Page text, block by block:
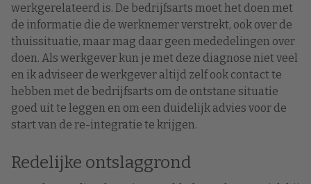
werkgerelateerd is. De bedrijfsarts moet het doen met
de informatie die de werknemer verstrekt, ook over de
thuissituatie, maar mag daar geen mededelingen over
doen. Als werkgever kun je met deze diagnose niet veel
en ik adviseer de werkgever altijd zelf ook contact te
hebben met de bedrijfsarts om de ontstane situatie
goed uit te leggen en om een duidelijk advies voor de
start van de re-integratie te krijgen.
Redelijke ontslaggrond